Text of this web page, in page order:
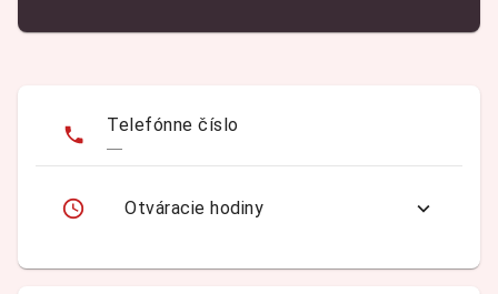
Telefónne číslo
—
Otváracie hodiny